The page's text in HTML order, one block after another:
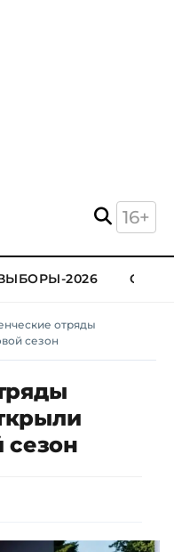
16+
2026
отряды
сезон
сезон